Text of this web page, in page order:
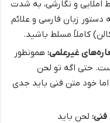
املایی و نگارشی، به شدت
دستور زبان فارسی و علائم
کاملاً مسلط باشید.
غیرعلمی: همونطور
حتی اگه تو لحن
خود متن فنی باید جدی
لحن باید